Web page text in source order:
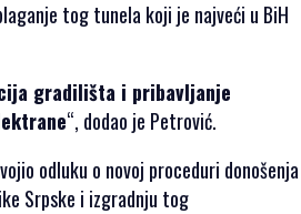
tog tunela koji je najveći u BiH
gradilišta i pribavljanje
“, dodao je Petrović.
odluku o novoj proceduri donošenja
Srpske i izgradnju tog